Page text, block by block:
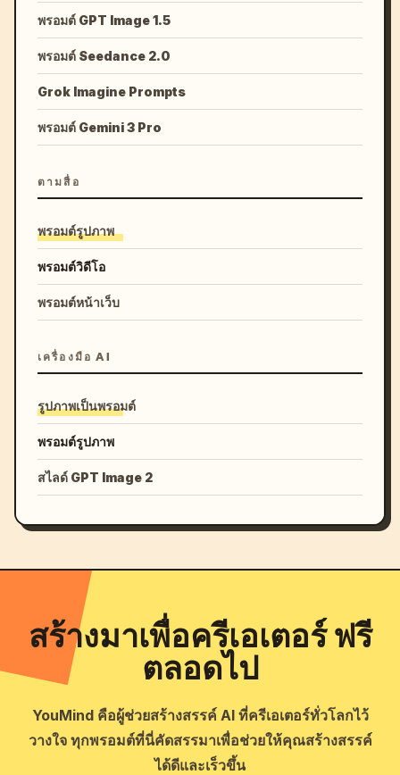
พรอมต์ GPT Image 1.5
พรอมต์ Seedance 2.0
Grok Imagine Prompts
พรอมต์ Gemini 3 Pro
ตามสื่อ
พรอมต์รูปภาพ
พรอมต์วิดีโอ
พรอมต์หน้าเว็บ
เครื่องมือ AI
รูปภาพเป็นพรอมต์
พรอมต์รูปภาพ
สไลด์ GPT Image 2
สร้างมาเพื่อครีเอเตอร์ ฟรี
ตลอดไป
YouMind คือผู้ช่วยสร้างสรรค์ AI ที่ครีเอเตอร์ทั่วโลกไว้
วางใจ ทุกพรอมต์ที่นี่คัดสรรมาเพื่อช่วยให้คุณสร้างสรรค์
ได้ดีและเร็วขึ้น